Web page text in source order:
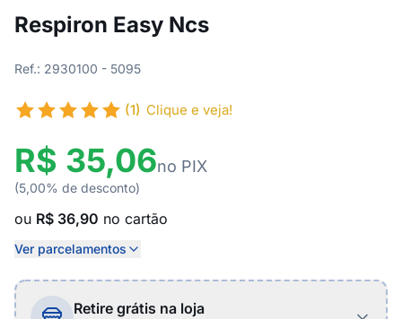
Respiron Easy Ncs
Ref.: 2930100 - 5095
(1) Clique e veja!
R$ 35,06no PIX
(5,00% de desconto)
ou R$ 36,90 no cartão
Ver parcelamentos
Retire grátis na loja